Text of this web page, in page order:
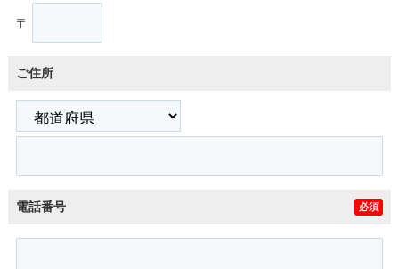
〒
ご住所
電話番号 必須